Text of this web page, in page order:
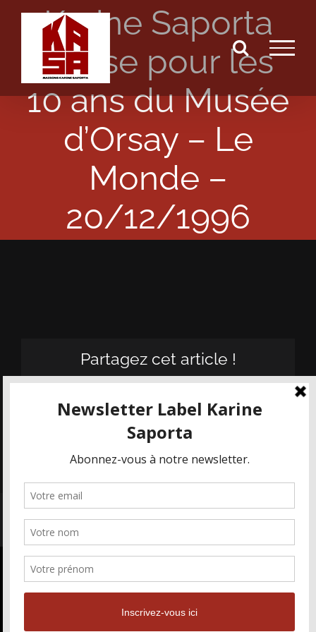
Passer
Karine Saporta
danse pour les
10 ans du Musée
d’Orsay – Le
Monde –
20/12/1996
Partagez cet article !
FacebookX Email
© KASA - Les Maisons Karine Saporta 2019-2022 | Tous droits
réservés |Mentions Légales
FacebookFacebook
garantir la meilleure expérience sur
notre site web. Si vous continuez à
utiliser ce site, nous supposerons que